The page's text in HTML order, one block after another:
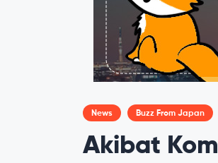
News Buzz From Japan
Akibat